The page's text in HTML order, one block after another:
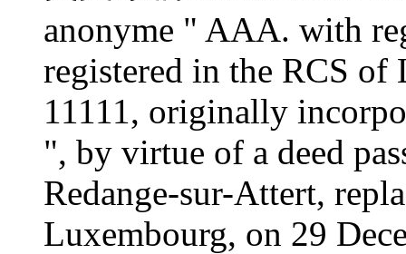
anonyme " AAA. with
registered in the RCS of
11111, originally
", by virtue of a deed
Redange-sur-Attert,
Luxembourg, on 29